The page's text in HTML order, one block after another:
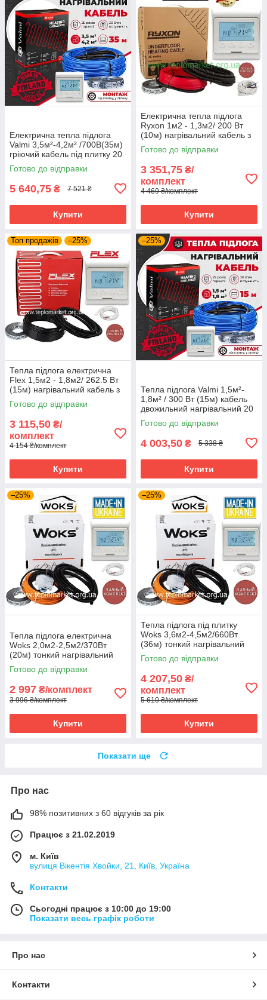
Електрична тепла підлога
Valmi 3,5м²-4,2м² /700В(35м)
гріючий кабель під плитку 20
Вт/м з терморегулятором E51
Готово до відправки
5 640,75 ₴ 7 521 ₴
Купити
Електрична тепла підлога
Ryxon 1м2 - 1,3м2/ 200 Вт
(10м) нагрівальний кабель з
програмованим
терморегулятором E51
Готово до відправки
3 351,75 ₴/
комплект
4 469 ₴/комплект
Купити
Топ продажів –25%
Тепла підлога електрична
Flex 1,5м2 - 1,8м2/ 262.5 Вт
(15м) нагрівальний кабель з
програмованим
терморегулятором E51
Готово до відправки
3 115,50 ₴/
комплект
4 154 ₴/комплект
Купити
–25%
Тепла підлога Valmi 1,5м²-
1,8м² / 300 Вт (15м) кабель
двожильний нагрівальний 20
Вт/м з терморегулятором E51
Готово до відправки
4 003,50 ₴ 5 338 ₴
Купити
–25%
Тепла підлога електрична
Woks 2,0м2-2,5м2/370Вт
(20м) тонкий нагрівальний
кабель під
плитку+терморегулятор E51
Готово до відправки
2 997 ₴/комплект
3 996 ₴/комплект
Купити
–25%
Тепла підлога під плитку
Woks 3,6м2-4,5м2/660Вт
(36м) тонкий нагрівальний
кабель +терморегулятор E51
Готово до відправки
4 207,50 ₴/
комплект
5 610 ₴/комплект
Купити
Показати ще
Про нас
98% позитивних з 60 відгуків за рік
Працює з 21.02.2019
м. Київ
вулиця Вікентія Хвойки, 21, Київ, Україна
Контакти
Сьогодні працює з 10:00 до 19:00
Показати весь графік роботи
Про нас
Контакти